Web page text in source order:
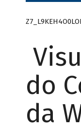
do
da